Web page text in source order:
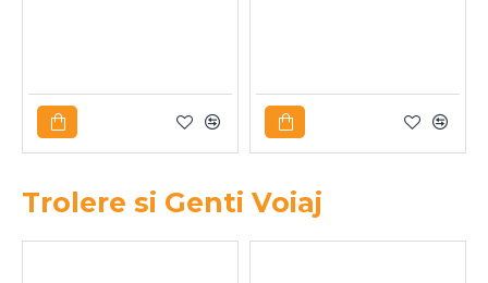
Trolere si Genti Voiaj